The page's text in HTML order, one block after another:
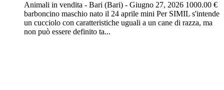
Animali in vendita - Bari (Bari) - Giugno 27, 2026 1000.00 €
barboncino maschio nato il 24 aprile mini Per SIMIL s'intende
un cucciolo con caratteristiche uguali a un cane di razza, ma
non può essere definito ta...